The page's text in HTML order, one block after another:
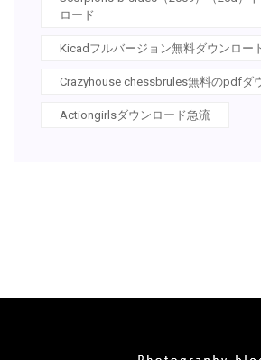
ロード
Kicadフルバージョン無料ダウンロー
Crazyhouse chessbrules無料のpdfダ
Actiongirlsダウンロード急流